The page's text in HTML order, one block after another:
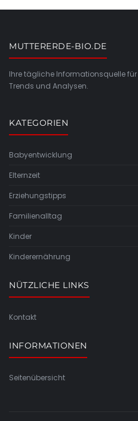
MUTTERERDE-BIO.DE
Ihre tägliche Informationsquelle
Trends und Analysen.
KATEGORIEN
Babyentwicklung
Elternzeit
Erziehungstipps
Familienalltag
Kinder
Kinderernährung
NÜTZLICHE LINKS
Kontakt
INFORMATIONEN
Seitenübersicht